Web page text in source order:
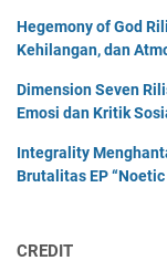
Hegemony of God
Kehilangan, dan
Dimension Seven
Emosi dan Kritik
Integrality
Brutalitas EP
CREDIT